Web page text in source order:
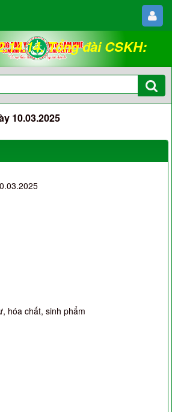
Tổng đài CSKH:
10.03.2025
hóa chất, sinh phẩm